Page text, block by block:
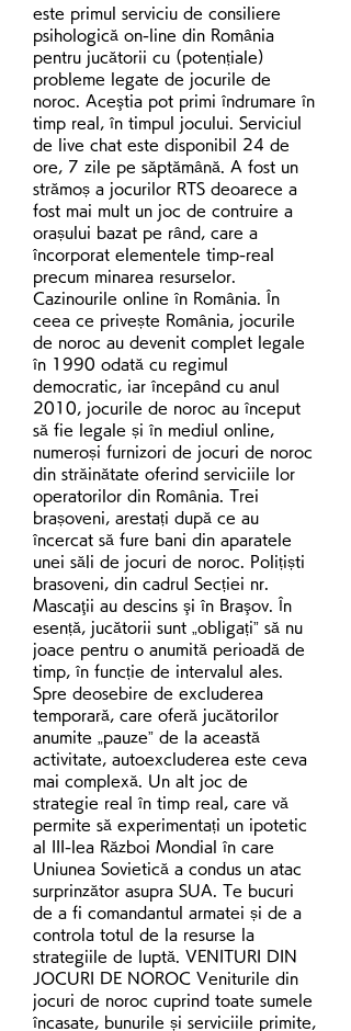
este primul serviciu de consiliere
psihologică on-line din România
pentru jucătorii cu (potențiale)
probleme legate de jocurile de
noroc. Aceştia pot primi îndrumare în
timp real, în timpul jocului. Serviciul
de live chat este disponibil 24 de
ore, 7 zile pe săptămână. A fost un
strămoș a jocurilor RTS deoarece a
fost mai mult un joc de contruire a
orașului bazat pe rând, care a
încorporat elementele timp-real
precum minarea resurselor.
Cazinourile online în România. În
ceea ce privește România, jocurile
de noroc au devenit complet legale
în 1990 odată cu regimul
democratic, iar începând cu anul
2010, jocurile de noroc au început
să fie legale și în mediul online,
numeroși furnizori de jocuri de noroc
din străinătate oferind serviciile lor
operatorilor din România. Trei
brașoveni, arestați după ce au
încercat să fure bani din aparatele
unei săli de jocuri de noroc. Polițiști
brasoveni, din cadrul Secției nr.
Mascaţii au descins şi în Braşov. În
esență, jucătorii sunt „obligați” să nu
joace pentru o anumită perioadă de
timp, în funcție de intervalul ales.
Spre deosebire de excluderea
temporară, care oferă jucătorilor
anumite „pauze” de la această
activitate, autoexcluderea este ceva
mai complexă. Un alt joc de
strategie real în timp real, care vă
permite să experimentați un ipotetic
al III-lea Război Mondial în care
Uniunea Sovietică a condus un atac
surprinzător asupra SUA. Te bucuri
de a fi comandantul armatei și de a
controla totul de la resurse la
strategiile de luptă. VENITURI DIN
JOCURI DE NOROC Veniturile din
jocuri de noroc cuprind toate sumele
încasate, bunurile și serviciile primite,